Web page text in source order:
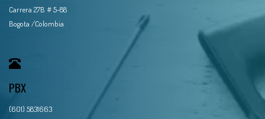
Carrera 27B # 5-88
Bogota /Colombia
PBX
(601) 5831663